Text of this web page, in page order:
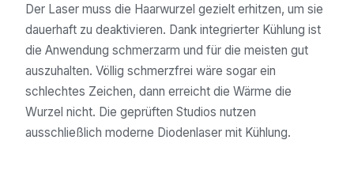
Der Laser muss die Haarwurzel gezielt erhitzen, um sie
dauerhaft zu deaktivieren. Dank integrierter Kühlung ist
die Anwendung schmerzarm und für die meisten gut
auszuhalten. Völlig schmerzfrei wäre sogar ein
schlechtes Zeichen, dann erreicht die Wärme die
Wurzel nicht. Die geprüften Studios nutzen
ausschließlich moderne Diodenlaser mit Kühlung.